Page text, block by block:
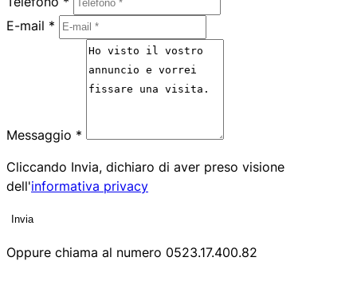
E-mail *
Messaggio *
Cliccando Invia, dichiaro di aver preso visione
dell'informativa privacy
Invia
Oppure chiama al numero 0523.17.400.82